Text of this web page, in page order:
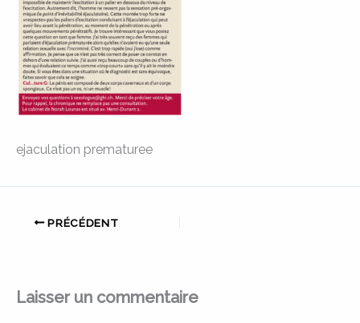
ejaculation prematuree
PRÉCÉDENT
Laisser un commentaire